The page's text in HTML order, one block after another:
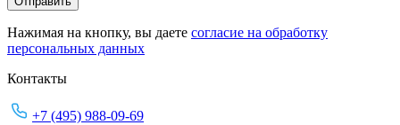
Нажимая на кнопку, вы даете согласие на обработку
персональных данных
Контакты
+7 (495) 988-09-69